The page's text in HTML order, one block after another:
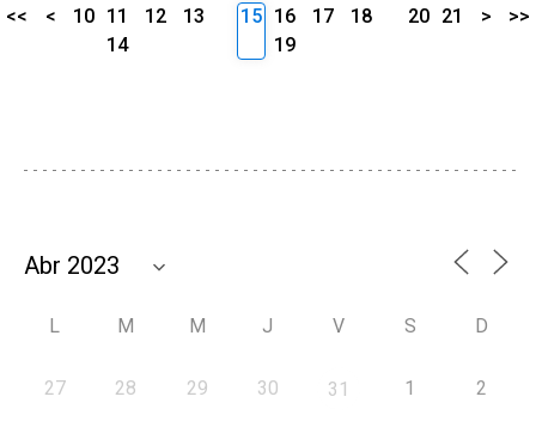
<< < 10 11 12
13
14
15 16 17
18
19
20 21 > >>
L M M J V S D
27 28 29 30 31 1 2